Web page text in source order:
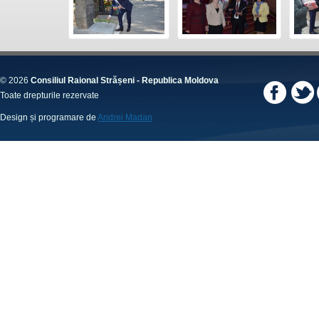
© 2026 Consiliul Raional Strășeni - Republica Moldova
Toate drepturile rezervate
Design și programare de Andrei Madan